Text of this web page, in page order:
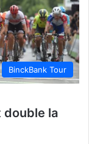
BinckBank Tour
double la